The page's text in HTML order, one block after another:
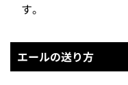
す。
エールの送り方